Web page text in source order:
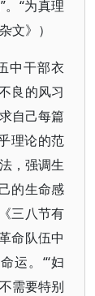
“为真理
文》）
中干部衣
良的风习
自己每篇
理论的范
，强调生
的生命感
三八节有
命队伍中
运。“‘妇
需要特别